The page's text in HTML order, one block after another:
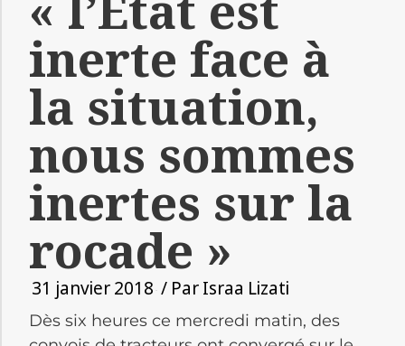
« l’Etat est
inerte face à
la situation,
nous sommes
inertes sur la
rocade »
31 janvier 2018 / ParIsraa Lizati
Dès six heures ce mercredi matin, des